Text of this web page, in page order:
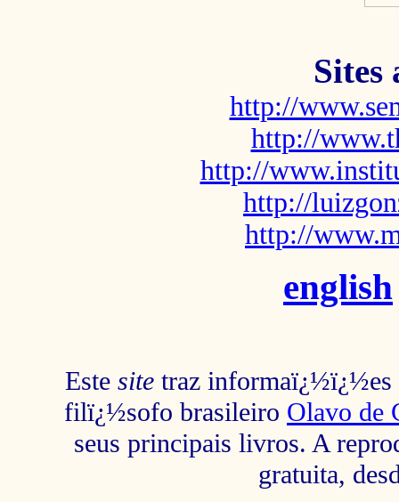
Sites
http://
http://
http://
http://
http://
english
Este site traz informaï¿½ï¿½es
filï¿½sofo brasileiro Olavo de
seus principais livros. A
gratuita,